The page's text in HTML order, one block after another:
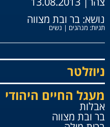
נושא: בר ובת מצווה
תגיות: מנהגים | נשים
ניוזלטר
מעגל החיים היהודי
אבלות
בר ובת מצווה